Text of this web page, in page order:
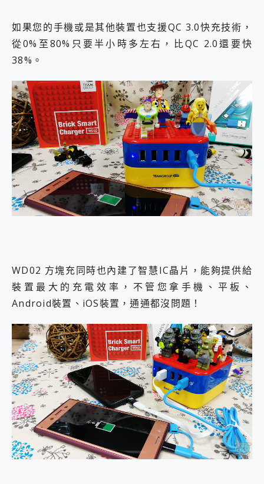
如果您的手機或是其他裝置也支援QC 3.0快充技術，
從0%至80%只要半小時多左右，比QC 2.0還要快
38%。
WD02 方塊充同時也內建了智慧IC晶片，能夠提供給
裝置最大的充電效率，不管您拿手機、平板、
Android裝置、iOS裝置，通通都沒問題！